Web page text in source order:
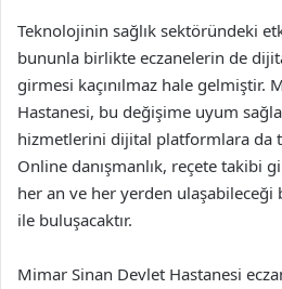
Teknolojinin sağlık sektöründeki
bununla birlikte eczanelerin de
girmesi kaçınılmaz hale gelmiştir.
Hastanesi, bu değişime uyum
hizmetlerini dijital platformlara da
Online danışmanlık, reçete takibi
her an ve her yerden ulaşabileceği
ile buluşacaktır.
Mimar Sinan Devlet Hastanesi